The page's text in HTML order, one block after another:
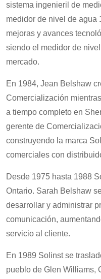
sistema ingenieril de
medidor de nivel de agua
mejoras y avances
siendo el medidor de
mercado.
En 1984, Jean Belshaw
Comercialización
a tiempo completo en
gerente de
construyendo la marca
comerciales con
Desde 1975 hasta 1988
Ontario. Sarah Belshaw
desarrollar y administrar
comunicación,
servicio al cliente.
En 1989 Solinst se
pueblo de Glen Williams,